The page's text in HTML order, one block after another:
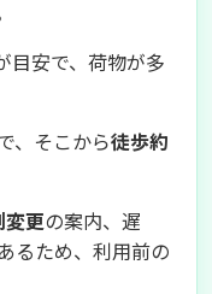
目安で、荷物が多
、そこから徒歩約
変更の案内、遅
るため、利用前の